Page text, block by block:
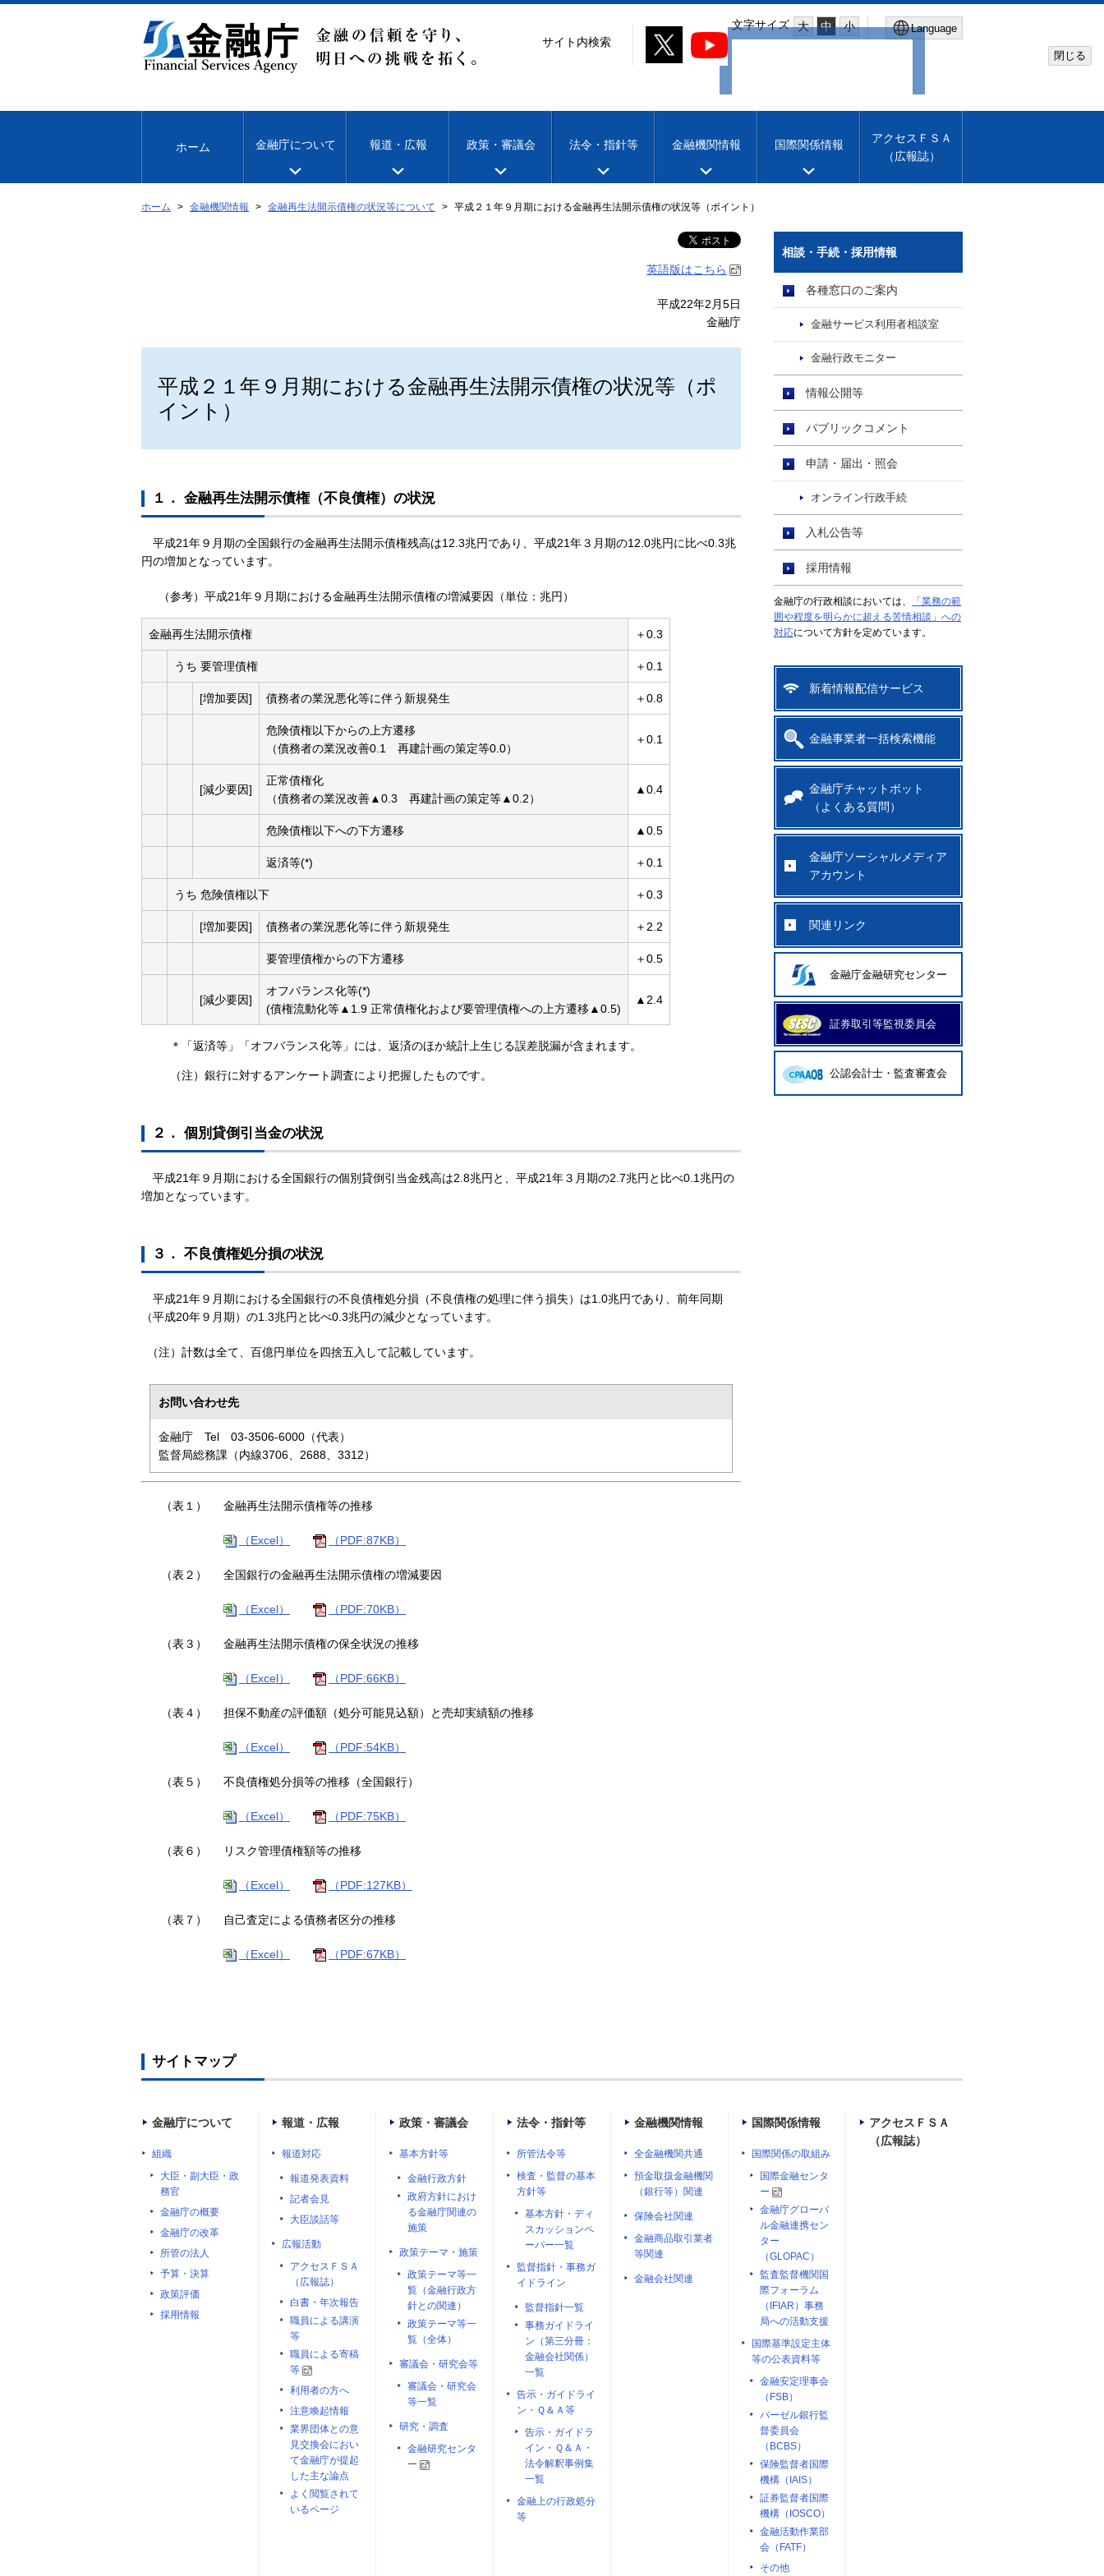
文
移
文字サイズ 大 中 小 Language
Machine translation
閉じる
サイト内検索
ホーム 金融庁について 報道・広報 政策・審議会 法令・指針等 金融機関情報 国際関係情報
アクセスＦＳＡ
（広報誌）
ホーム 金融機関情報 金融再生法開示債権の状況等について 平成２１年９月期における金融再生法開示債権の状況等（ポイント）
英語版はこちら
平成22年2月5日
金融庁
平成２１年９月期における金融再生法開示債権の状況等（ポ
イント）
１． 金融再生法開示債権（不良債権）の状況
平成21年９月期の全国銀行の金融再生法開示債権残高は12.3兆円であり、平成21年３月期の12.0兆円に比べ0.3兆
円の増加となっています。
（参考）平成21年９月期における金融再生法開示債権の増減要因（単位：兆円）
金融再生法開示債権 ＋0.3
うち 要管理債権 ＋0.1
[増加要因] 債務者の業況悪化等に伴う新規発生 ＋0.8
危険債権以下からの上方遷移
（債務者の業況改善0.1 再建計画の策定等0.0）
＋0.1
[減少要因]
正常債権化
（債務者の業況改善▲0.3 再建計画の策定等▲0.2）
▲0.4
危険債権以下への下方遷移 ▲0.5
返済等(*) ＋0.1
うち 危険債権以下 ＋0.3
[増加要因] 債務者の業況悪化等に伴う新規発生 ＋2.2
要管理債権からの下方遷移 ＋0.5
[減少要因]
オフバランス化等(*)
(債権流動化等▲1.9 正常債権化および要管理債権への上方遷移▲0.5)
▲2.4
＊「返済等」「オフバランス化等」には、返済のほか統計上生じる誤差脱漏が含まれます。
（注）銀行に対するアンケート調査により把握したものです。
２． 個別貸倒引当金の状況
平成21年９月期における全国銀行の個別貸倒引当金残高は2.8兆円と、平成21年３月期の2.7兆円と比べ0.1兆円の
増加となっています。
３． 不良債権処分損の状況
平成21年９月期における全国銀行の不良債権処分損（不良債権の処理に伴う損失）は1.0兆円であり、前年同期
（平成20年９月期）の1.3兆円と比べ0.3兆円の減少となっています。
（注）計数は全て、百億円単位を四捨五入して記載しています。
お問い合わせ先
金融庁 Tel 03-3506-6000（代表）
監督局総務課（内線3706、2688、3312）
（表１） 金融再生法開示債権等の推移
（Excel） （PDF:87KB）
（表２） 全国銀行の金融再生法開示債権の増減要因
（Excel） （PDF:70KB）
（表３） 金融再生法開示債権の保全状況の推移
（Excel） （PDF:66KB）
（表４） 担保不動産の評価額（処分可能見込額）と売却実績額の推移
（Excel） （PDF:54KB）
（表５） 不良債権処分損等の推移（全国銀行）
（Excel） （PDF:75KB）
（表６） リスク管理債権額等の推移
（Excel） （PDF:127KB）
（表７） 自己査定による債務者区分の推移
（Excel） （PDF:67KB）
相談・手続・採用情報
各種窓口のご案内
金融サービス利用者相談室
金融行政モニター
情報公開等
パブリックコメント
申請・届出・照会
オンライン行政手続
入札公告等
採用情報
金融庁の行政相談においては、
「業務の範
囲や程度を明らかに超える苦情相談」への
対応について方針を定めています。
新着情報配信サービス
金融事業者一括検索機能
金融庁チャットボット
（よくある質問）
金融庁ソーシャルメディア
アカウント
関連リンク
金融庁金融研究センター
証券取引等監視委員会
公認会計士・監査審査会
サイトマップ
金融庁について
組織
大臣・副大臣・政
務官
金融庁の概要
金融庁の改革
所管の法人
予算・決算
政策評価
採用情報
報道・広報
報道対応
報道発表資料
記者会見
大臣談話等
広報活動
アクセスＦＳＡ
（広報誌）
白書・年次報告
職員による講演
等
職員による寄稿
等
利用者の方へ
注意喚起情報
業界団体との意
見交換会におい
て金融庁が提起
した主な論点
よく閲覧されて
いるページ
政策・審議会
基本方針等
金融行政方針
政府方針におけ
る金融庁関連の
施策
政策テーマ・施策
政策テーマ等一
覧（金融行政方
針との関連）
政策テーマ等一
覧（全体）
審議会・研究会等
審議会・研究会
等一覧
研究・調査
金融研究センタ
ー
法令・指針等
所管法令等
検査・監督の基本
方針等
基本方針・ディ
スカッションペ
ーパー一覧
監督指針・事務ガ
イドライン
監督指針一覧
事務ガイドライ
ン（第三分冊：
金融会社関係）
一覧
告示・ガイドライ
ン・Ｑ＆Ａ等
告示・ガイドラ
イン・Ｑ＆Ａ・
法令解釈事例集
一覧
金融上の行政処分
等
金融機関情報
全金融機関共通
預金取扱金融機関
（銀行等）関連
保険会社関連
金融商品取引業者
等関連
金融会社関連
国際関係情報
国際関係の取組み
国際金融センタ
ー
金融庁グローバ
ル金融連携セン
ター
（GLOPAC）
監査監督機関国
際フォーラム
（IFIAR）事務
局への活動支援
国際基準設定主体
等の公表資料等
金融安定理事会
（FSB）
バーゼル銀行監
督委員会
（BCBS）
保険監督者国際
機構（IAIS）
証券監督者国際
機構（IOSCO）
金融活動作業部
会（FATF）
その他
アクセスＦＳＡ
（広報誌）